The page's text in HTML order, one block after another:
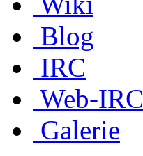
Blog
IRC
Web-IRC
Galerie